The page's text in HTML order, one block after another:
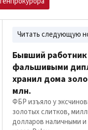
Читать следующую
Бывший
фальшивыми
хранил дома
млн.
ФБР изъяло у
золотых слитков,
долларов наличными